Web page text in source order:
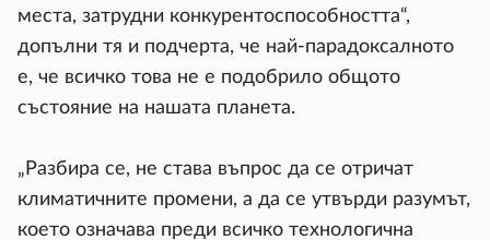
места, затрудни конкурентоспособността“,
допълни тя и подчерта, че най-парадоксалното
е, че всичко това не е подобрило общото
състояние на нашата планета.
„Разбира се, не става въпрос да се отричат
климатичните промени, а да се утвърди разумът,
което означава преди всичко технологична